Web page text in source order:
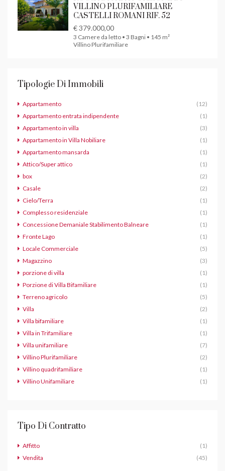
VILLINO PLURIFAMILIARE
CASTELLI ROMANI RIF. 52
€ 379.000,00
3 Camere da letto • 3 Bagni • 145 m²
Villino Plurifamiliare
Tipologie Di Immobili
Appartamento
(12)
Appartamento entrata indipendente
(1)
Appartamento in villa
(3)
Appartamento in Villa Nobiliare
(1)
Appartamento mansarda
(1)
Attico/Super attico
(1)
box
(2)
Casale
(2)
Cielo/Terra
(1)
Complesso residenziale
(1)
Concessione Demaniale Stabilimento Balneare
(1)
Fronte Lago
(1)
Locale Commerciale
(5)
Magazzino
(3)
porzione di villa
(1)
Porzione di Villa Bifamiliare
(1)
Terreno agricolo
(5)
Villa
(2)
Villa bifamiliare
(1)
Villa in Trifamiliare
(1)
Villa unifamiliare
(7)
Villino Plurifamiliare
(2)
Villino quadrifamiliare
(1)
Villino Unifamiliare
(1)
Tipo Di Contratto
Affitto
(1)
Vendita
(45)